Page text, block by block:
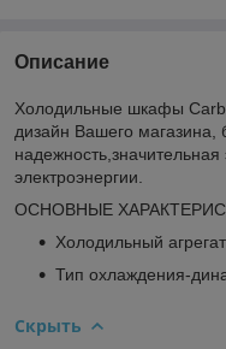
Описание
Холодильные шкафы
дизайн Вашего магазина,
электроэнергии.
ОСНОВНЫЕ
Холодильный
Тип охлаждения-
Скрыть